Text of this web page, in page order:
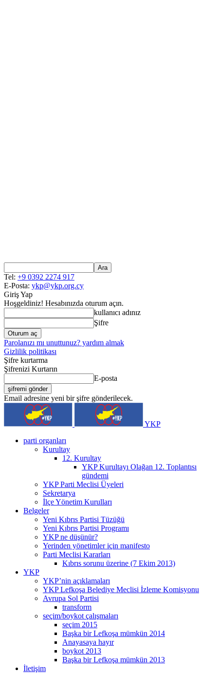
Tel: +9 0392 2274 917
E-Posta: ykp@ykp.org.cy
Giriş Yap
Hoşgeldiniz! Hesabınızda oturum açın.
kullanıcı adınız
Şifre
Parolanızı mı unuttunuz? yardım almak
Gizlilik politikası
Şifre kurtarma
Şifrenizi Kurtarın
E-posta
Email adresine yeni bir şifre gönderilecek.
YKP
parti organları
Kurultay
12. Kurultay
YKP Kurultayı Olağan 12. Toplantısı
gündemi
YKP Parti Meclisi Üyeleri
Sekretarya
İlçe Yönetim Kurulları
Belgeler
Yeni Kıbrıs Partisi Tüzüğü
Yeni Kıbrıs Partisi Programı
YKP ne düşünür?
Yerinden yönetimler için manifesto
Parti Meclisi Kararları
Kıbrıs sorunu üzerine (7 Ekim 2013)
YKP
YKP’nin açıklamaları
YKP Lefkoşa Belediye Meclisi İzleme Komisyonu
Avrupa Sol Partisi
transform
seçim/boykot çalışmaları
seçim 2015
Başka bir Lefkoşa mümkün 2014
Anayasaya hayır
boykot 2013
Başka bir Lefkoşa mümkün 2013
İletişim